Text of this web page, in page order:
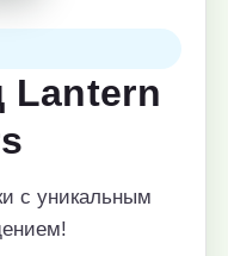
Lantern
с уникальным